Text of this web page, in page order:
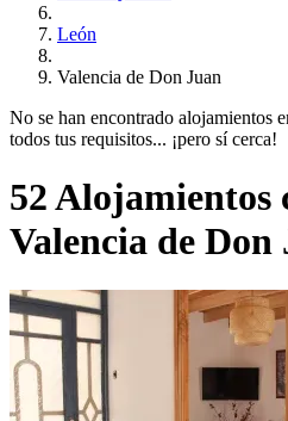
León
Valencia de Don Juan
No se han encontrado alojamientos
todos tus requisitos... ¡pero sí cerca!
52 Alojamientos
Valencia de Don